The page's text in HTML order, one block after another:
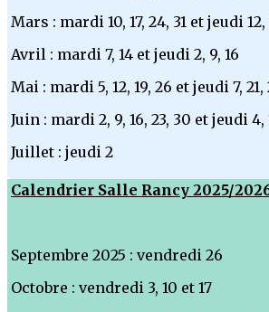
Mars : mardi 10, 17, 24, 31 et jeudi 12,
Avril : mardi 7, 14 et jeudi 2, 9, 16
Mai : mardi 5, 12, 19, 26 et jeudi 7, 21,
Juin : mardi 2, 9, 16, 23, 30 et jeudi 4,
Juillet : jeudi 2
Calendrier Salle Rancy 2025/
Septembre 2025 : vendredi 26
Octobre : vendredi 3, 10 et 17